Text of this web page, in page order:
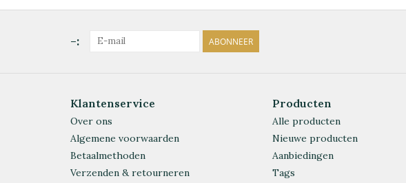
-: ABONNEER
Klantenservice
Over ons
Algemene voorwaarden
Betaalmethoden
Verzenden & retourneren
Producten
Alle producten
Nieuwe producten
Aanbiedingen
Tags